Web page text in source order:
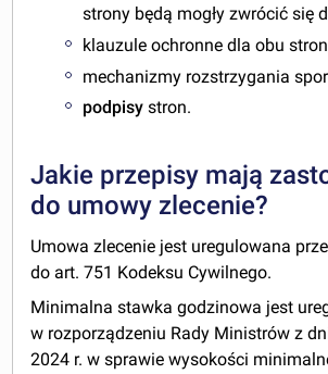
strony będą mogły zwrócić się
klauzule ochronne dla obu
mechanizmy rozstrzygania
podpisy stron.
Jakie przepisy mają
do umowy zlecenie?
Umowa zlecenie jest uregulowana
do art. 751 Kodeksu Cywilnego.
Minimalna stawka godzinowa jest
w rozporządzeniu Rady Ministrów z
2024 r. w sprawie wysokości